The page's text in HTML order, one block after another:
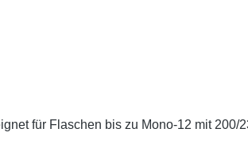
für Flaschen bis zu Mono-12 mit